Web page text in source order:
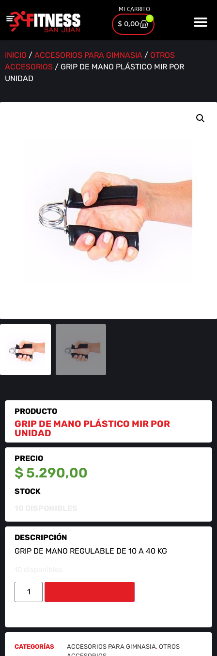
MI CARRITO
$ 0,00
0
INICIO / ACCESORIOS PARA GIMNASIA / OTROS
ACCESORIOS / GRIP DE MANO PLÁSTICO MIR POR
UNIDAD
PRODUCTO
GRIP DE MANO PLÁSTICO MIR POR
UNIDAD
PRECIO
$ 5.290,00
STOCK
DESCRIPCIÓN
GRIP DE MANO REGULABLE DE 10 A 40 KG
CATEGORÍAS ACCESORIOS PARA GIMNASIA, OTROS